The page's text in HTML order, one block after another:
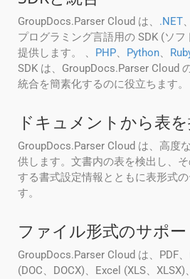
GroupDocs.Parser Cloud は、 .NET、
プログラミング言語用の SDK (ソ
提供します。 、 PHP、 Python、
SDK は、GroupDocs.Parser Cloud
統合を簡素化するのに役立ちます。
ドキュメントから表
GroupDocs.Parser Cloud は、高度
供します。文書内の表を検出し、
する書式設定情報とともに表形式
す。
ファイル形式のサポー
GroupDocs.Parser Cloud は、PDF
(DOC、DOCX)、Excel (XLS、XLSX)